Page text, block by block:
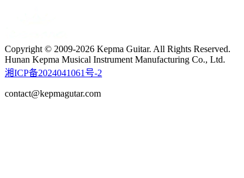
Copyright © 2009-2026 Kepma Guitar. All Rights Reserved.
Hunan Kepma Musical Instrument Manufacturing Co., Ltd.
湘ICP备2024041061号-2
contact@kepmagutar.com